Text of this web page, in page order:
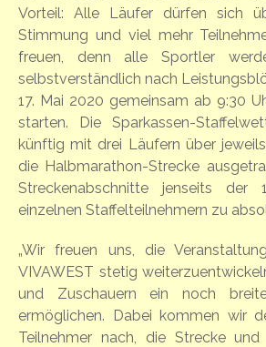
Vorteil: Alle Läufer dürfen sich
Stimmung und viel mehr
freuen, denn alle Sportler
selbstverständlich nach
17. Mai 2020 gemeinsam ab 9:30
starten. Die Sparkassen-
künftig mit drei Läufern über
die Halbmarathon-Strecke
Streckenabschnitte jenseits
einzelnen Staffelteilnehmern zu
„Wir freuen uns, die
VIVAWEST stetig
und Zuschauern ein noch
ermöglichen. Dabei kommen wir
Teilnehmer nach, die Strecke